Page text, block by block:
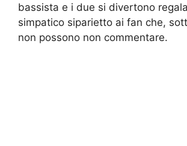
bassista e i due si divertono
simpatico siparietto ai fan che,
non possono non commentare.